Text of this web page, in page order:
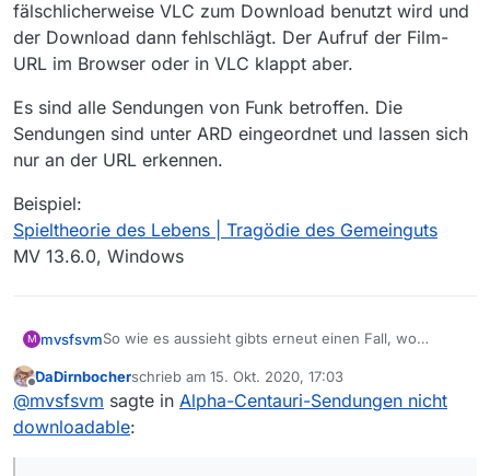
fälschlicherweise VLC zum Download benutzt wird und
der Download dann fehlschlägt. Der Aufruf der Film-
URL im Browser oder in VLC klappt aber.
Es sind alle Sendungen von Funk betroffen. Die
Sendungen sind unter ARD eingeordnet und lassen sich
nur an der URL erkennen.
Beispiel:
Spieltheorie des Lebens | Tragödie des Gemeinguts
MV 13.6.0, Windows
M mvsfsvmSo wie es aussieht gibts erneut einen Fall, wo
und der Download dann fehlschlägt. Der Aufruf der
Film-URL im Browser oder in VLC klappt aber.
Es sind alle Sendungen von Funk betroffen. Die
Sendungen sind unter ARD eingeordnet und lassen
sich nur an der URL erkennen.
Beispiel:
Offline
DaDirnbocherschrieb am 15. Okt. 2020, 17:03
zuletzt editiert von
@mvsfsvm sagte in Alpha-Centauri-Sendungen nicht
downloadable: